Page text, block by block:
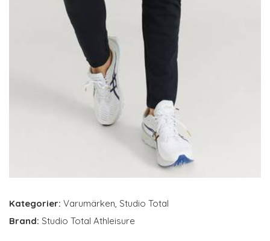
Kategorier: Varumärken Studio Total
Brand: Studio Total Athleisure